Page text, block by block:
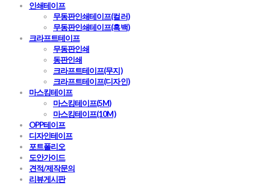
인쇄테이프
무동판인쇄테이프(컬러)
무동판인쇄테이프(흑백)
크라프트테이프
무동판인쇄
동판인쇄
크라프트테이프(무지)
크라프트테이프(디자인)
마스킹테이프
마스킹테이프(5M)
마스킹테이프(10M)
OPP테이프
디자인테이프
포트폴리오
도안가이드
견적/제작문의
리뷰게시판